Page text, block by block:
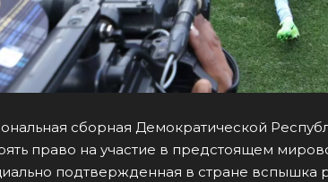
сборная Демократической
право на участие в предстоящем
подтвержденная в стране вспышка